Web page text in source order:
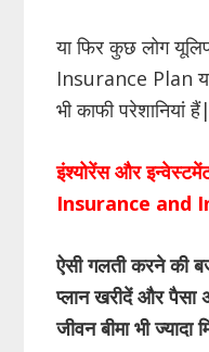
या फिर कुछ लोग
Insurance Plan
भी काफी परेशानियां हैं|
इंश्योरेंस और
Insurance and
ऐसी गलती करने की
प्लान खरीदें और
जीवन बीमा भी ज्यादा